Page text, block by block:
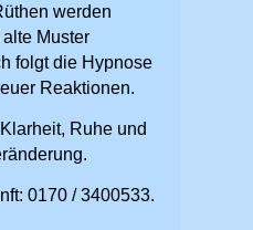
werden
Muster
folgt die Hypnose
Reaktionen.
Ruhe und
0170 / 3400533.